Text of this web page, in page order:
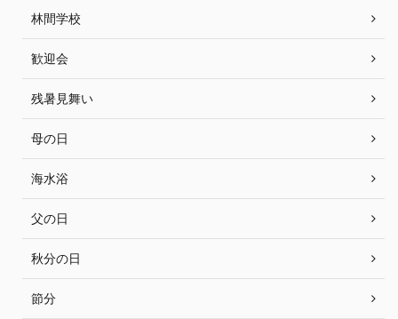
林間学校
歓迎会
残暑見舞い
母の日
海水浴
父の日
秋分の日
節分